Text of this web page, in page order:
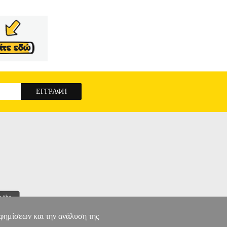
και την ανάλυση της